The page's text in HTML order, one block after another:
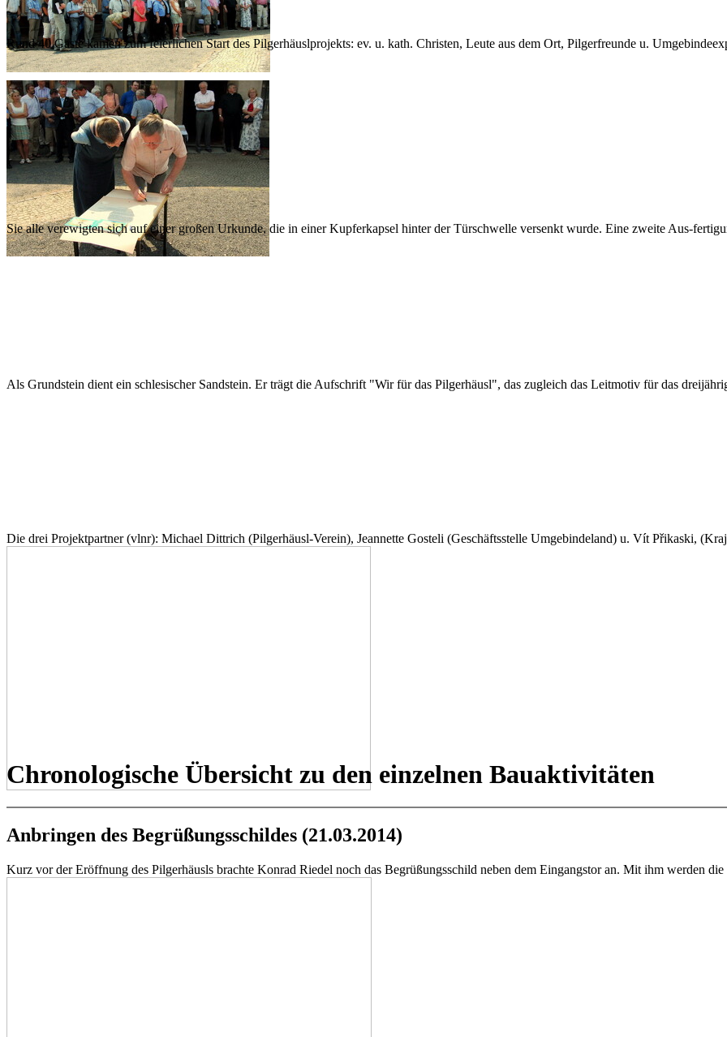
Rund 40 Gäste kamen zum feierlichen Start des Pilgerhäuslprojekts: ev. u. kath. Christen, Leute aus dem Ort, Pilgerfreunde u.
Sie alle verewigten sich auf einer großen Urkunde, die in einer Kupferkapsel hinter der Türschwelle versenkt wurde. Eine zweite Aus-
Als Grundstein dient ein schlesischer Sandstein. Er trägt die Aufschrift "Wir für das Pilgerhäusl", das zugleich das Leitmotiv für das
Die drei Projektpartner (vlnr): Michael Dittrich (Pilgerhäusl-Verein), Jeannette Gosteli (Geschäftsstelle Umgebindeland) u. Vít Přikaski,
Chronologische Übersicht zu den einzelnen Bauaktivitäten
Anbringen des Begrüßungsschildes (21.03.2014)
Kurz vor der Eröffnung des Pilgerhäusls brachte Konrad Riedel noch das Begrüßungsschild neben dem Eingangstor an. Mit ihm werden